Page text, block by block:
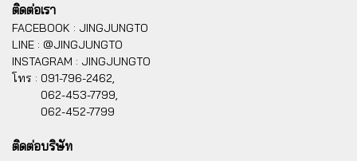
ติดต่อเรา
FACEBOOK : JINGJUNGTO
LINE : @JINGJUNGTO
INSTAGRAM : JINGJUNGTO
โทร : 091-796-2462,
062-453-7799,
062-452-7799
ติดต่อบริษัท